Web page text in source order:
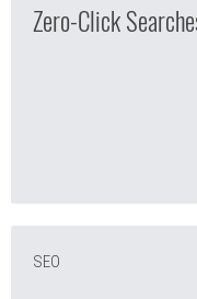
Zero-Click
SEO